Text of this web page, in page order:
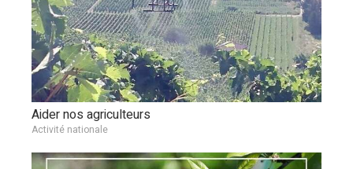
Aider nos agriculteurs
Activité nationale